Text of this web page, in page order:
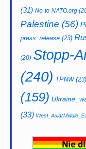
(31) No-to-NATO.org
Palestine (56)
press_release (23)
(20) Stopp-
(240) TPNW(23)
(159)
(33)